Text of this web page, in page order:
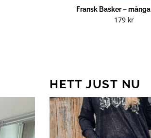
Fransk Basker –
179 kr
HETT JUST NU